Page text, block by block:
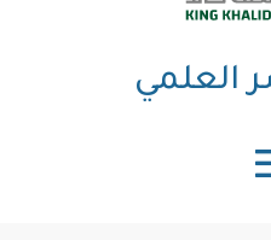
العلمي